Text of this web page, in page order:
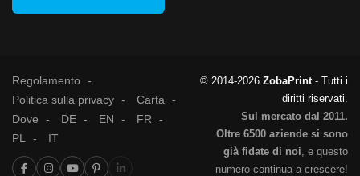
Regolamento
Politica sulla privacy
Carta
Dove
DE EN
FR
PL
IT
© 2014-2026 ZobaPrint- Tutti i
diritti riservati.
Sul mercato dal 2011.
Oltre 6500 aziende si sono
già fidate di noi, e questo
numero continua a crescere!